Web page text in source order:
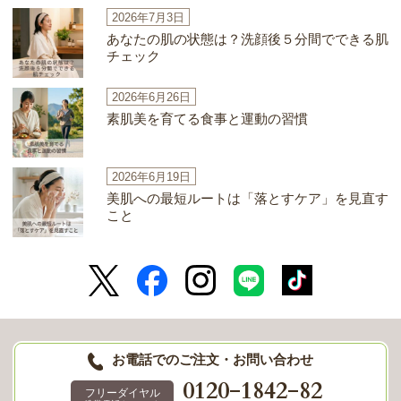
2026年7月3日
あなたの肌の状態は？洗顔後５分間でできる肌
チェック
2026年6月26日
素肌美を育てる食事と運動の習慣
2026年6月19日
美肌への最短ルートは「落とすケア」を見直す
こと
お電話でのご注文・お問い合わせ
フリーダイヤル 0120-1842-82